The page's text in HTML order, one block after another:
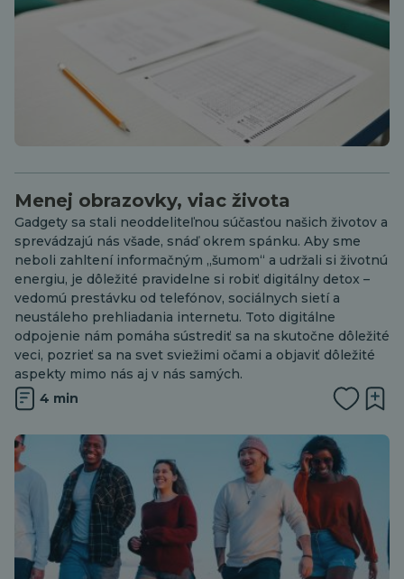
Menej obrazovky, viac života
Gadgety sa stali neoddeliteľnou súčasťou našich životov a
sprevádzajú nás všade, snáď okrem spánku. Aby sme
neboli zahltení informačným „šumom“ a udržali si životnú
energiu, je dôležité pravidelne si robiť digitálny detox –
vedomú prestávku od telefónov, sociálnych sietí a
neustáleho prehliadania internetu. Toto digitálne
odpojenie nám pomáha sústrediť sa na skutočne dôležité
veci, pozrieť sa na svet sviežimi očami a objaviť dôležité
aspekty mimo nás aj v nás samých.
4 min